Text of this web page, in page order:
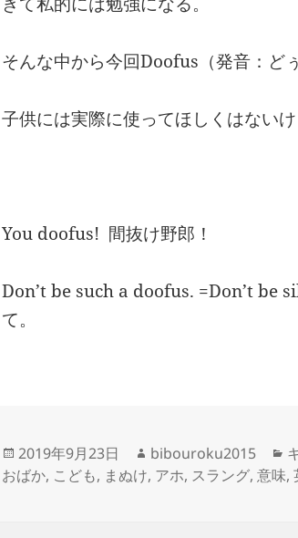
そんな中から今回Doofus（発音：ど
子供には実際に使ってほしくはないけ
You doofus! 間抜け野郎！
Don’t be such a doofus. =Don’t be
て。
投
稿
2019年9月23日
作
成
bibouroku2015
おばか, こども, まぬけ, アホ, スラング,意味,